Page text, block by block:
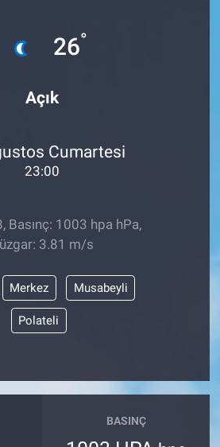
26°
Açık
Cumartesi
23:00
Basınç: 1003 hpa hPa,
3.81 m/s
Merkez Musabeyli
Polateli
BASINÇ